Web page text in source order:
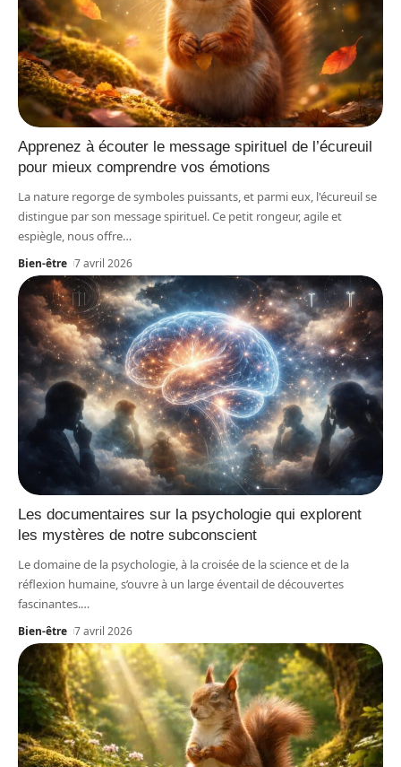
Apprenez à écouter le message spirituel de l’écureuil
pour mieux comprendre vos émotions
La nature regorge de symboles puissants, et parmi eux, l'écureuil se
distingue par son message spirituel. Ce petit rongeur, agile et
espiègle, nous offre…
Bien-être 7 avril 2026
Les documentaires sur la psychologie qui explorent
les mystères de notre subconscient
Le domaine de la psychologie, à la croisée de la science et de la
réflexion humaine, s’ouvre à un large éventail de découvertes
fascinantes.…
Bien-être 7 avril 2026